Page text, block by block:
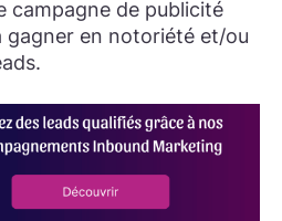
campagne de publicité
gagner en notoriété et/ou